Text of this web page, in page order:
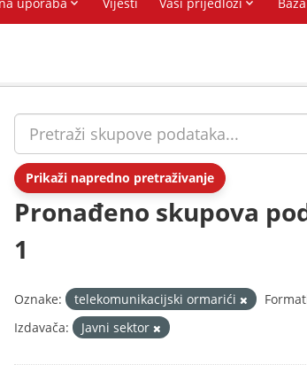
Prikaži napredno pretraživanje
Pronađeno skupova
1
Oznake: telekomunikacijski ormarići
Izdavača:
Javni sektor